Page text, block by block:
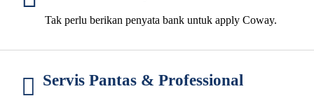
Tak perlu berikan penyata bank untuk apply Coway.
Servis Pantas & Professional